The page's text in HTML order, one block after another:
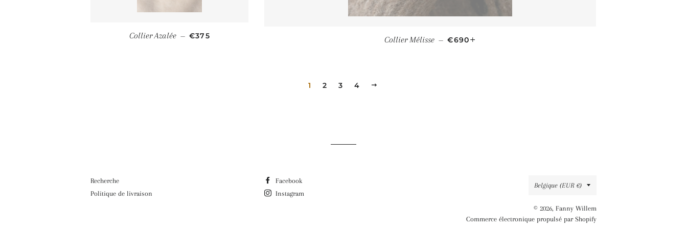
Collier Azalée — PRIX RÉGULIER
€375 Collier Mélisse — PRIX RÉGULIER
€690
1 2 3 4
Recherche
Politique de livraison
Facebook
Instagram
Pays/région
Belgique (EUR €)
© 2026, Fanny Willem
Commerce électronique propulsé par Shopify